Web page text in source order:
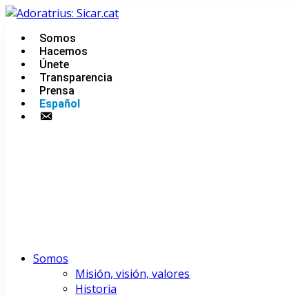
Saltar
contenido
Urgencias: 679 654 088
Somos
Hacemos
Únete
Transparencia
Prensa
Español
Contacto
Somos
Misión, visión, valores
Historia